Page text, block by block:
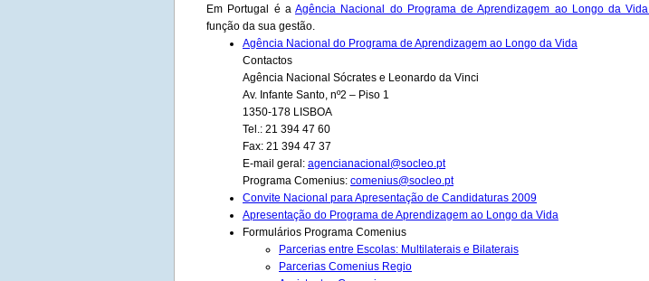
Em Portugal é a Agência Nacional do Programa de Aprendizagem ao Longo da Vida
função da sua gestão.
Agência Nacional do Programa de Aprendizagem ao Longo da Vida
Contactos
Agência Nacional Sócrates e Leonardo da Vinci
Av. Infante Santo, nº2 – Piso 1
1350-178 LISBOA
Tel.: 21 394 47 60
Fax: 21 394 47 37
E-mail geral: agencianacional@socleo.pt
Programa Comenius: comenius@socleo.pt
Convite Nacional para Apresentação de Candidaturas 2009
Apresentação do Programa de Aprendizagem ao Longo da Vida
Formulários Programa Comenius
Parcerias entre Escolas: Multilaterais e Bilaterais
Parcerias Comenius Regio